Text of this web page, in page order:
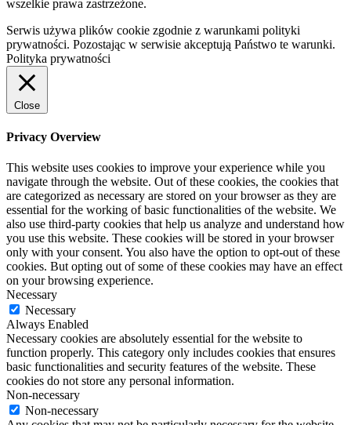
wszelkie prawa zastrzeżone.
Serwis używa plików cookie zgodnie z warunkami polityki
prywatności. Pozostając w serwisie akceptują Państwo te warunki.
Polityka prywatności
Close
Privacy Overview
This website uses cookies to improve your experience while you
navigate through the website. Out of these cookies, the cookies that
are categorized as necessary are stored on your browser as they are
essential for the working of basic functionalities of the website. We
also use third-party cookies that help us analyze and understand how
you use this website. These cookies will be stored in your browser
only with your consent. You also have the option to opt-out of these
cookies. But opting out of some of these cookies may have an effect
on your browsing experience.
Necessary
Necessary
Always Enabled
Necessary cookies are absolutely essential for the website to
function properly. This category only includes cookies that ensures
basic functionalities and security features of the website. These
cookies do not store any personal information.
Non-necessary
Non-necessary